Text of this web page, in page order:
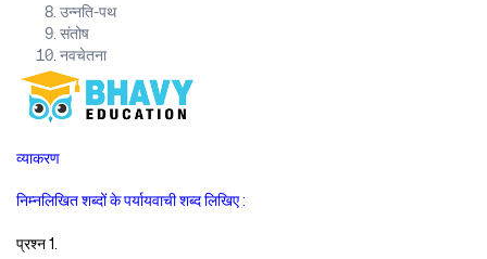
उन्नति-पथ
संतोष
नवचेतना
व्याकरण
निम्नलिखित शब्दों के पर्यायवाची शब्द लिखिए :
प्रश्न 1.